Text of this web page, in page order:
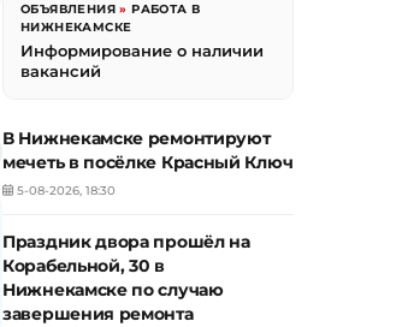
ОБЪЯВЛЕНИЯ »РАБОТА В
НИЖНЕКАМСКЕ
Информирование о наличии
вакансий
В Нижнекамске ремонтируют
мечеть в посёлке Красный Ключ
5-08-2026, 18:30
Праздник двора прошёл на
Корабельной, 30 в
Нижнекамске по случаю
завершения ремонта